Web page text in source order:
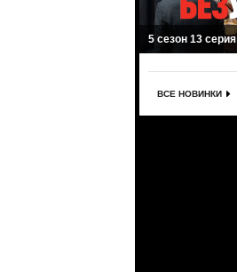
5 сезон 13 серия
ВСЕ НОВИНКИ